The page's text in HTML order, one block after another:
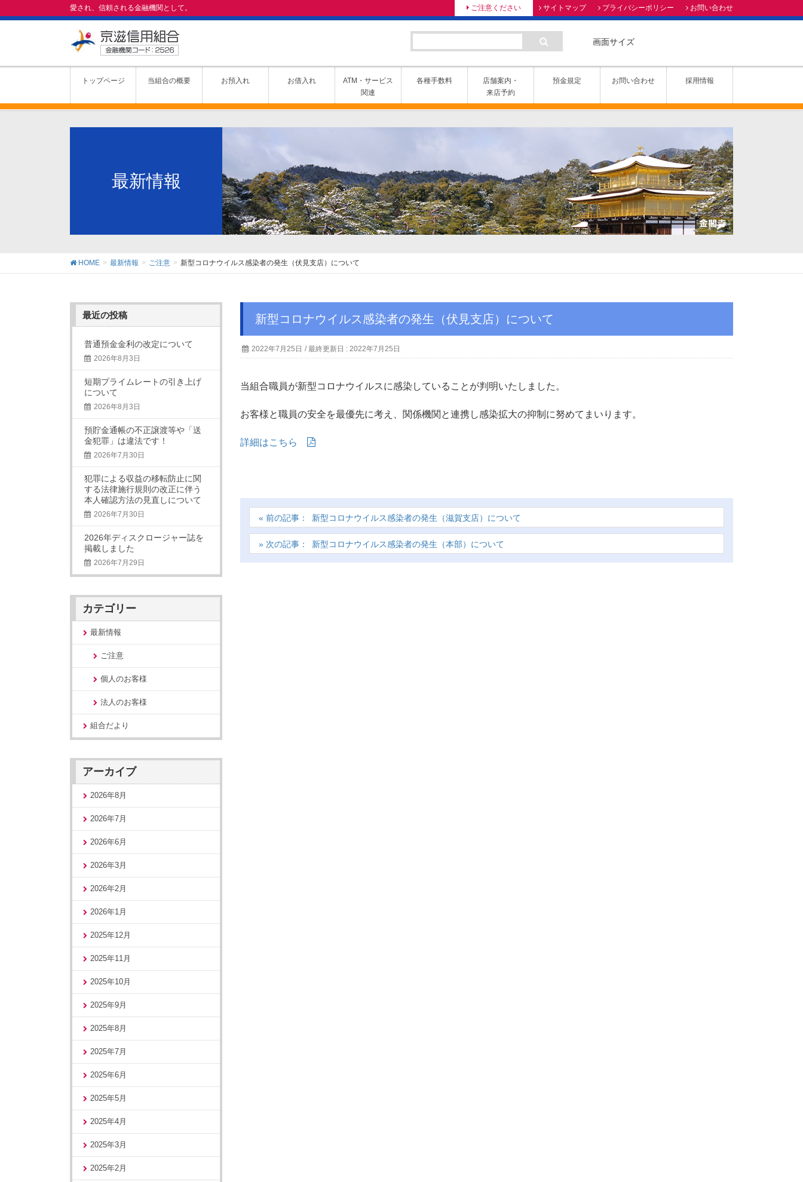
愛され、信頼される金融機関として。 ご注意ください サイトマップ プライバシーポリシー お問い合わせ
画面サイズ
トップページ 当組合の概要 お預入れ お借入れ
ATM・サービス
関連
各種手数料
店舗案内・
来店予約
預金規定 お問い合わせ 採用情報
最新情報
HOME 最新情報 ご注意 新型コロナウイルス感染者の発生（伏見支店）について
新型コロナウイルス感染者の発生（伏見支店）について
2022年7月25日 / 最終更新日 : 2022年7月25日
当組合職員が新型コロナウイルスに感染していることが判明いたしました。
お客様と職員の安全を最優先に考え、関係機関と連携し感染拡大の抑制に努めてまいります。
詳細はこちら
新型コロナウイルス感染者の発生（滋賀支店）について
新型コロナウイルス感染者の発生（本部）について
最近の投稿
普通預金金利の改定について
2026年8月3日
短期プライムレートの引き上げ
について
2026年8月3日
預貯金通帳の不正譲渡等や「送
金犯罪」は違法です！
2026年7月30日
犯罪による収益の移転防止に関
する法律施行規則の改正に伴う
本人確認方法の見直しについて
2026年7月30日
2026年ディスクロージャー誌を
掲載しました
2026年7月29日
カテゴリー
最新情報
ご注意
個人のお客様
法人のお客様
組合だより
アーカイブ
2026年8月
2026年7月
2026年6月
2026年3月
2026年2月
2026年1月
2025年12月
2025年11月
2025年10月
2025年9月
2025年8月
2025年7月
2025年6月
2025年5月
2025年4月
2025年3月
2025年2月